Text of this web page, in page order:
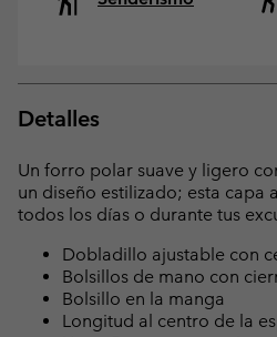
Detalles
Un forro polar suave y ligero
un diseño estilizado; esta capa
todos los días o durante tus
Dobladillo ajustable con
Bolsillos de mano con
Bolsillo en la manga
Longitud al centro de la